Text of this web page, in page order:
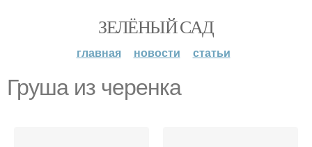
ЗЕЛЁНЫЙ САД
главная новости статьи
Груша из черенка